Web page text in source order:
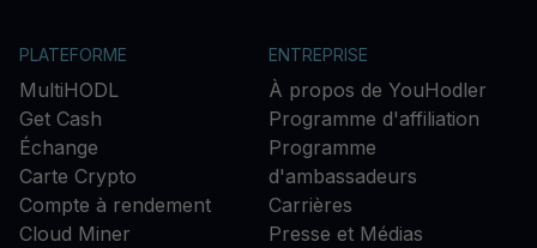
PLATEFORME
MultiHODL
Get Cash
Échange
Carte Crypto
Compte à rendement
Cloud Miner
ENTREPRISE
À propos de YouHodler
Programme d'affiliation
Programme
d'ambassadeurs
Carrières
Presse et Médias